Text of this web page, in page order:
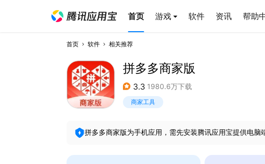
首页 游戏 软件 资讯 帮助
首页 软件 相关推荐
拼多多商家版
3.3 1980.6万下载
商家工具
拼多多商家版为手机应用，需先安装腾讯应用宝提供电